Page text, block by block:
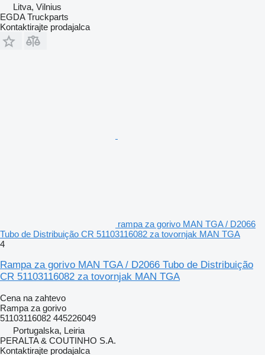
Litva, Vilnius
EGDA Truckparts
Kontaktirajte prodajalca
rampa za gorivo MAN TGA / D2066
Tubo de Distribuição CR 51103116082 za tovornjak MAN TGA
4
Rampa za gorivo MAN TGA / D2066 Tubo de Distribuição
CR 51103116082 za tovornjak MAN TGA
Cena na zahtevo
Rampa za gorivo
51103116082 445226049
Portugalska, Leiria
PERALTA & COUTINHO S.A.
Kontaktirajte prodajalca